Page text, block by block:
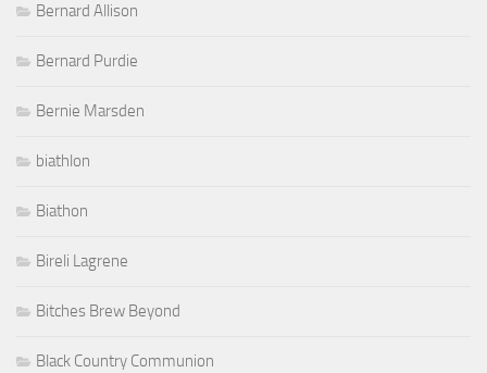
Bernard Allison
Bernard Purdie
Bernie Marsden
biathlon
Biathon
Bireli Lagrene
Bitches Brew Beyond
Black Country Communion